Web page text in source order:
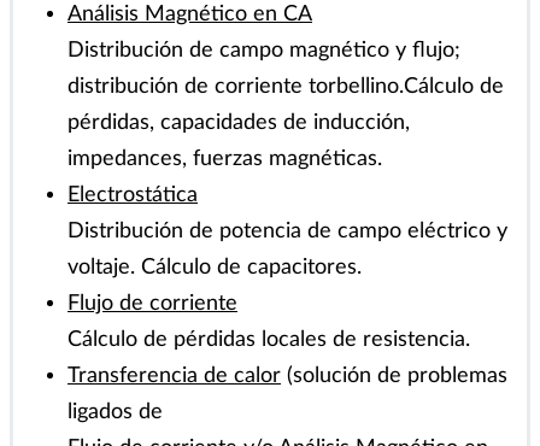
capacidades de inducción, fuerzas
magnéticas.
Análisis Magnético en CA
Distribución de campo magnético y flujo;
distribución de corriente torbellino.Cálculo de
pérdidas, capacidades de inducción,
impedances, fuerzas magnéticas.
Electrostática
Distribución de potencia de campo eléctrico y
voltaje. Cálculo de capacitores.
Cálculo de pérdidas locales de resistencia.